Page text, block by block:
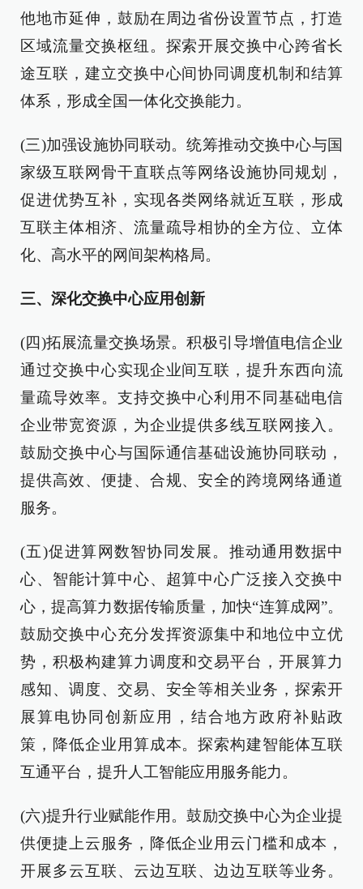
他地市延伸，鼓励在周边省份设置节点，打造
区域流量交换枢纽。探索开展交换中心跨省长
途互联，建立交换中心间协同调度机制和结算
体系，形成全国一体化交换能力。
(三)加强设施协同联动。统筹推动交换中心与国
家级互联网骨干直联点等网络设施协同规划，
促进优势互补，实现各类网络就近互联，形成
互联主体相济、流量疏导相协的全方位、立体
化、高水平的网间架构格局。
三、深化交换中心应用创新
(四)拓展流量交换场景。积极引导增值电信企业
通过交换中心实现企业间互联，提升东西向流
量疏导效率。支持交换中心利用不同基础电信
企业带宽资源，为企业提供多线互联网接入。
鼓励交换中心与国际通信基础设施协同联动，
提供高效、便捷、合规、安全的跨境网络通道
服务。
(五)促进算网数智协同发展。推动通用数据中
心、智能计算中心、超算中心广泛接入交换中
心，提高算力数据传输质量，加快“连算成网”。
鼓励交换中心充分发挥资源集中和地位中立优
势，积极构建算力调度和交易平台，开展算力
感知、调度、交易、安全等相关业务，探索开
展算电协同创新应用，结合地方政府补贴政
策，降低企业用算成本。探索构建智能体互联
互通平台，提升人工智能应用服务能力。
(六)提升行业赋能作用。鼓励交换中心为企业提
供便捷上云服务，降低企业用云门槛和成本，
开展多云互联、云边互联、边边互联等业务。